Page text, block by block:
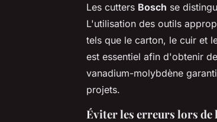
Les cutters Bosch se
L'utilisation des outils
tels que le carton, le cuir et
est essentiel afin d'obtenir
vanadium-molybdène
projets.
Éviter les erreurs lors